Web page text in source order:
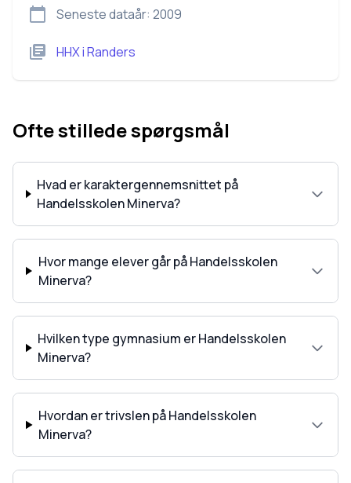
Seneste dataår: 2009
HHXiRanders
Ofte stillede spørgsmål
Hvad er karaktergennemsnittet på
Handelsskolen Minerva?
Hvor mange elever går på Handelsskolen
Minerva?
Hvilken type gymnasium er Handelsskolen
Minerva?
Hvordan er trivslen på Handelsskolen
Minerva?